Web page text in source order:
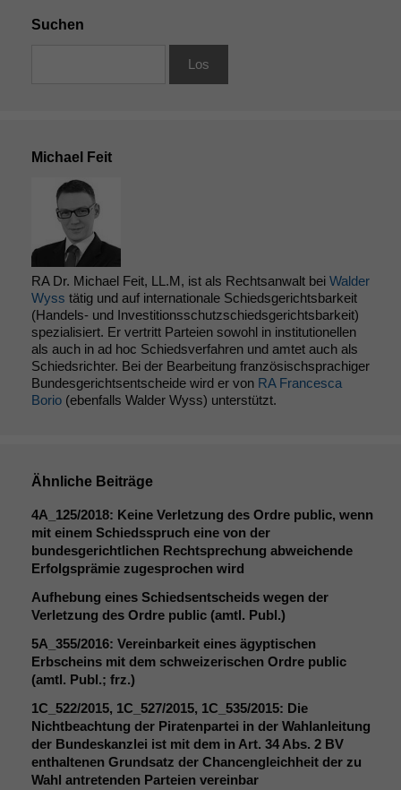
Suchen
Michael Feit
RA Dr. Michael Feit, LL.M, ist als Rechtsanwalt bei Walder
Wyss tätig und auf internationale Schiedsgerichtsbarkeit
(Handels- und Investitionsschutzschiedsgerichtsbarkeit)
spezialisiert. Er vertritt Parteien sowohl in institutionellen
als auch in ad hoc Schiedsverfahren und amtet auch als
Schiedsrichter. Bei der Bearbeitung französischsprachiger
Bundesgerichtsentscheide wird er von RA Francesca
Borio (ebenfalls Walder Wyss) unterstützt.
Ähnliche Beiträge
4A_125/2018: Keine Verletzung des Ordre public, wenn
mit einem Schiedsspruch eine von der
bundesgerichtlichen Rechtsprechung abweichende
Erfolgsprämie zugesprochen wird
Aufhebung eines Schiedsentscheids wegen der
Verletzung des Ordre public (amtl. Publ.)
5A_355/2016: Vereinbarkeit eines ägyptischen
Erbscheins mit dem schweizerischen Ordre public
(amtl. Publ.; frz.)
1C_522/2015, 1C_527/2015, 1C_535/2015: Die
Nichtbeachtung der Piratenpartei in der Wahlanleitung
der Bundeskanzlei ist mit dem in Art. 34 Abs. 2 BV
enthaltenen Grundsatz der Chancengleichheit der zu
Wahl antretenden Parteien vereinbar